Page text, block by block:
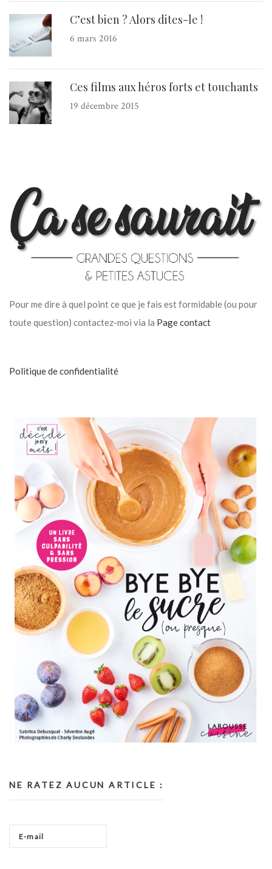
C’est bien ? Alors dites-le !
6 mars 2016
Ces films aux héros forts et touchants
19 décembre 2015
Pour me dire à quel point ce que je fais est formidable (ou pour
toute question) contactez-moi via la Page contact
Politique de confidentialité
NE RATEZ AUCUN ARTICLE :